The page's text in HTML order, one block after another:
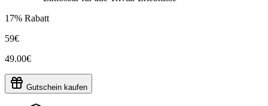
17% Rabatt
59€
49.00€
Gutschein kaufen